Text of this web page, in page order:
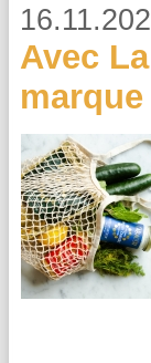
Avec
marque